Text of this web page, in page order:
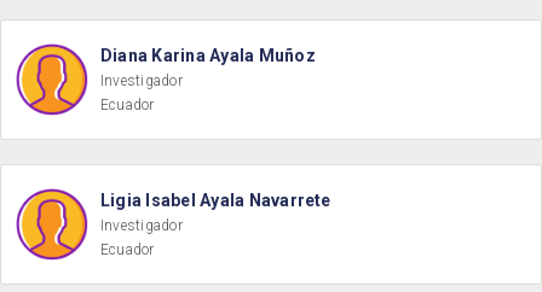
Diana Karina Ayala Muñoz
Investigador
Ecuador
Ligia Isabel Ayala Navarrete
Investigador
Ecuador